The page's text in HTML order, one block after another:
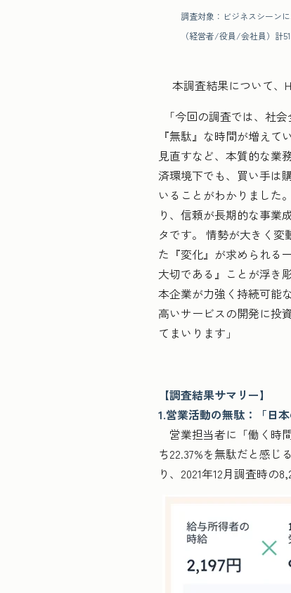
調査対象：ビジネスシーン
（経営者/役員/会社員）計
本調査結果について、
「今回の調査では、社
『無駄』な時間が増えて
見直すなど、本質的な業
済環境下でも、買い手は
いることがわかりました
り、信頼が長期的な事業
タです。 情勢が大きく変
た『変化』が求められる
大切である』ことが浮き
本企業が力強く持続可能
高いサービスの開発に投
てまいります」
【調査結果サマリー】
1.営業活動の無駄：「日
営業担当者に「働く時
ち22.37%を無駄だと感
り、2021年12月調査時の